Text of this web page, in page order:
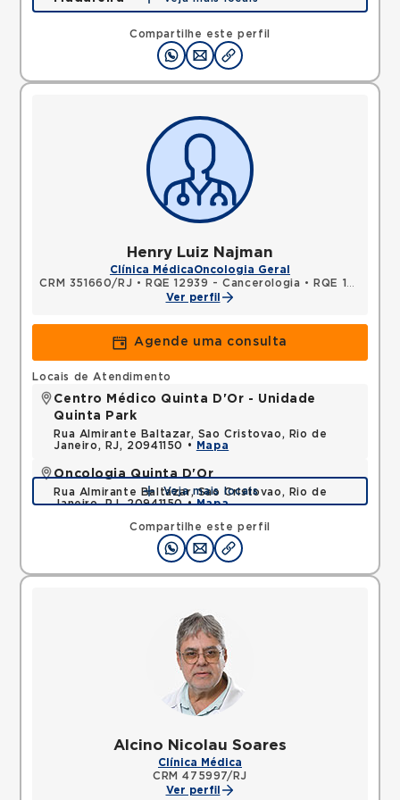
Compartilhe este perfil
Rua Soares Caldeira, Madureira, Rio de Janeiro, RJ,
Mapa
Henry Luiz Najman
Clínica MédicaOncologia Geral
CRM 351660/RJ • RQE 12939 - Cancerologia •
RQE 12940 - Medicina intensiva
Ver perfil
Agende uma consulta
Compartilhe este perfil
Locais de Atendimento
Centro Médico Quinta D'Or - Unidade
Quinta Park
Rua Almirante Baltazar, Sao Cristovao, Rio de
Janeiro, RJ, 20941150 •
Mapa
Oncologia Quinta D'Or
Rua Almirante Baltazar, Sao Cristovao, Rio de
Janeiro, RJ, 20941150 •Mapa
Veja mais locais
Alcino Nicolau Soares
Clínica Médica
CRM 475997/RJ
Ver perfil